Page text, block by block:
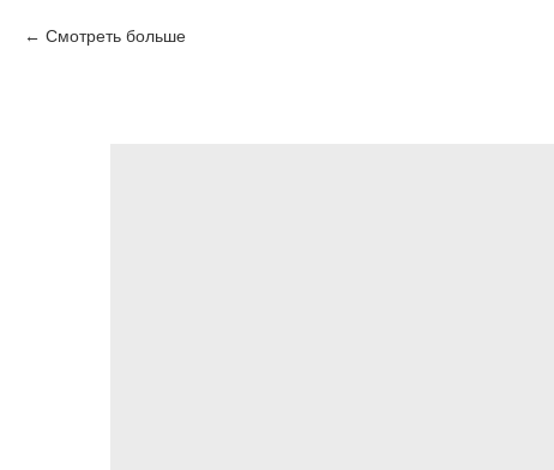
Смотреть больше